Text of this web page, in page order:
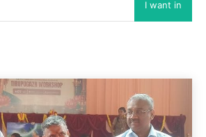
I want in